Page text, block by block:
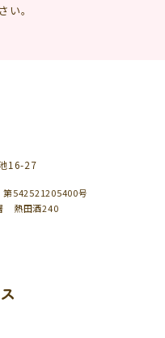
い。
16-27
542521205400号
熱田酒240